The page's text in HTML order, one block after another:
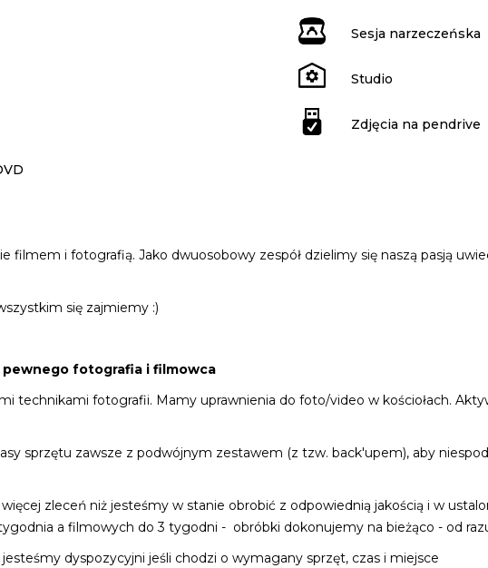
Sesja narzeczeńska
Studio
Zdjęcia na pendrive
filmem i fotografią. Jako dwuosobowy zespół dzielimy się naszą pasją
się zajmiemy :)
pewnego fotografia i filmowca
technikami fotografii. Mamy uprawnienia do foto/video w kościołach.
sprzętu zawsze z podwójnym zestawem (z tzw. back'upem), aby
zleceń niż jesteśmy w stanie obrobić z odpowiednią jakością i w
a filmowych do 3 tygodni - obróbki dokonujemy na bieżąco - od
dyspozycyjni jeśli chodzi o wymagany sprzęt, czas i miejsce